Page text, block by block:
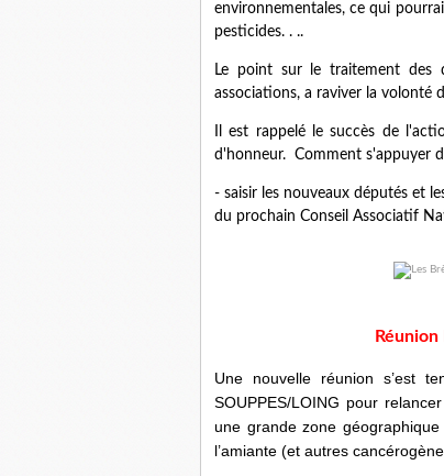
environnementales, ce qui
pesticides. . ..
Le point sur le traitement des
associations, a raviver la volonté
Il est rappelé le succès de
d'honneur. Comment s'appuyer
- saisir les nouveaux députés et
du prochain Conseil Associatif
Une nouvelle réunion s’est
SOUPPES/LOING pour
une grande zone
l’amiante (et autres